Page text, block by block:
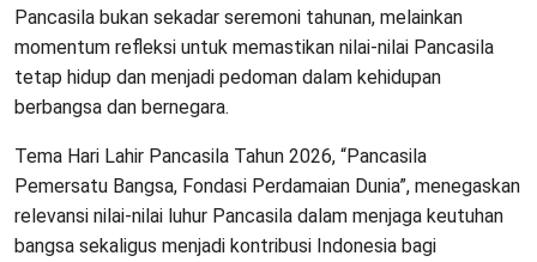
Pancasila bukan sekadar seremoni tahunan, melainkan
momentum refleksi untuk memastikan nilai-nilai Pancasila
tetap hidup dan menjadi pedoman dalam kehidupan
berbangsa dan bernegara.
Tema Hari Lahir Pancasila Tahun 2026, “Pancasila
Pemersatu Bangsa, Fondasi Perdamaian Dunia”, menegaskan
relevansi nilai-nilai luhur Pancasila dalam menjaga keutuhan
bangsa sekaligus menjadi kontribusi Indonesia bagi